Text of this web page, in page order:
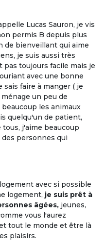
Lucas Sauron, je vis
permis B depuis plus
de bienveillant qui aime
je suis aussi très
toujours facile mais je
avec une bonne
faire à manger ( je
un peu de
les animaux
quelqu'un de patient,
j'aime beaucoup
personnes qui
avec si possible
logement, je suis prêt à
âgées, jeunes,
vous l'aurez
tout le monde et être là
plaisirs.